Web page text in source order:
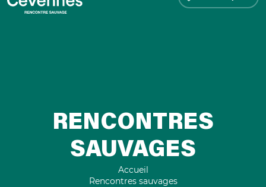
RENCONTRES
SAUVAGES
Accueil
Rencontres sauvages